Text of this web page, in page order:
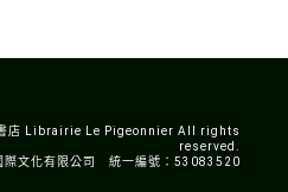
店 Librairie Le Pigeonnier All rights
reserved.
際文化有限公司 統一編號：53083520